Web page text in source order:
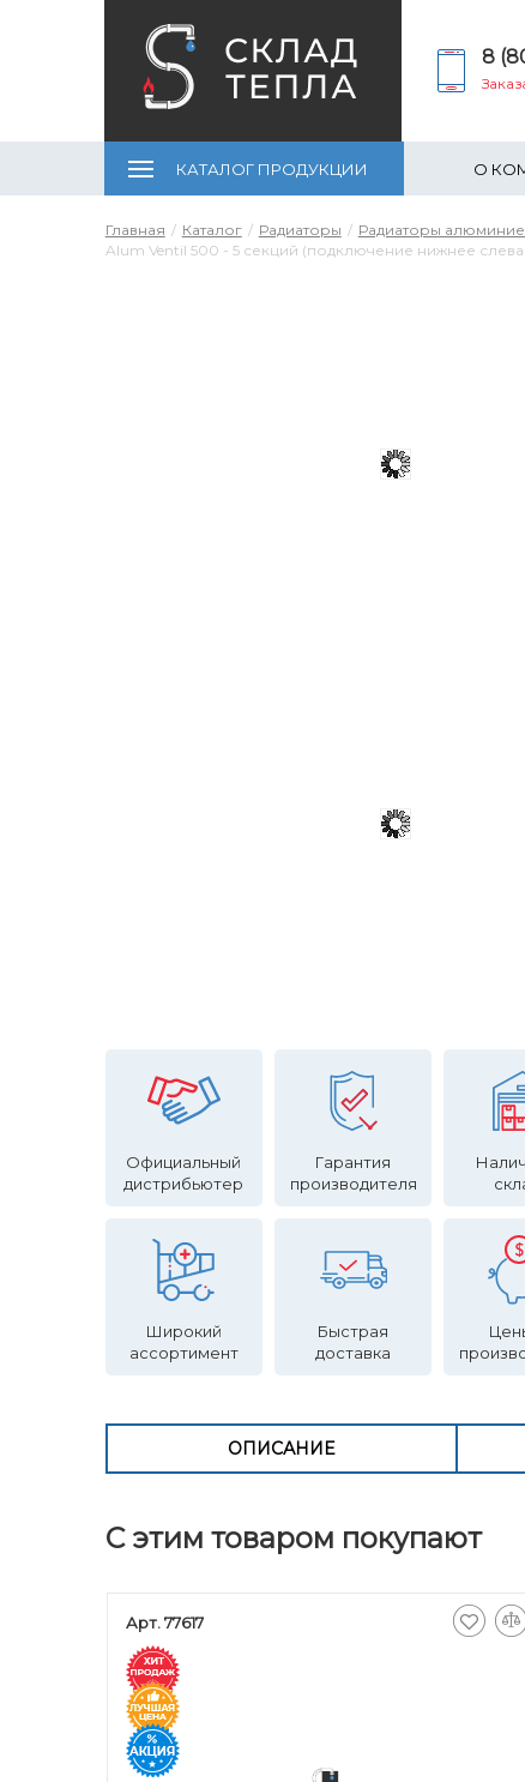
8
КАТАЛОГ ПРОДУКЦИИ О
Главная Каталог Радиаторы Радиаторы
Alum Ventil 500 - 5 секций (подключение нижнее
Официальный
дистрибьютер
Гарантия
производителя
Широкий
ассортимент
Быстрая
доставка
ОПИСАНИЕ
С этим товаром покупают
Арт. 77617